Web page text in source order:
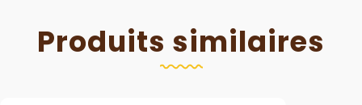
Produits similaires